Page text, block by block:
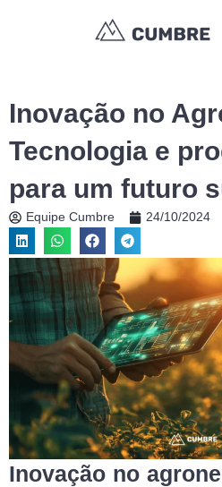
Inovação no
Tecnologia e
para um futuro
Equipe Cumbre 24/10/2024
Inovação no